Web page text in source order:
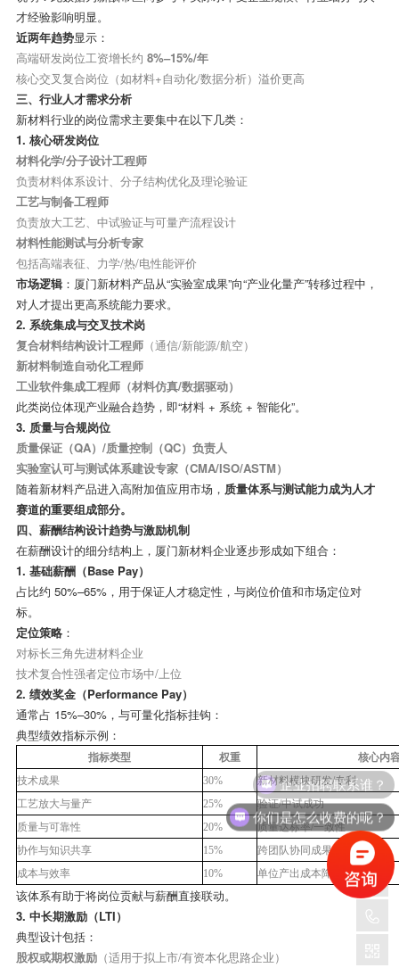
才经验影响明显。
近两年趋势显示：
高端研发岗位工资增长约 8%–15%/年
核心交叉复合岗位（如材料+自动化/数据分析）溢价更高
三、行业人才需求分析
新材料行业的岗位需求主要集中在以下几类：
1. 核心研发岗位
材料化学/分子设计工程师
负责材料体系设计、分子结构优化及理论验证
工艺与制备工程师
负责放大工艺、中试验证与可量产流程设计
材料性能测试与分析专家
包括高端表征、力学/热/电性能评价
市场逻辑：厦门新材料产品从“实验室成果”向“产业化量产”转移过程中，
对人才提出更高系统能力要求。
2. 系统集成与交叉技术岗
复合材料结构设计工程师（通信/新能源/航空）
新材料制造自动化工程师
工业软件集成工程师（材料仿真/数据驱动）
此类岗位体现产业融合趋势，即“材料+ 系统+ 智能化”。
3. 质量与合规岗位
质量保证（QA） /质量控制（QC）负责人
实验室认可与测试体系建设专家（CMA/ISO/ASTM）
随着新材料产品进入高附加值应用市场， 质量体系与测试能力成为人才
赛道的重要组成部分。
四、薪酬结构设计趋势与激励机制
在薪酬设计的细分结构上，厦门新材料企业逐步形成如下组合：
1. 基础薪酬（Base Pay）
占比约 50%–65%，用于保证人才稳定性，与岗位价值和市场定位对
标。
定位策略：
对标长三角先进材料企业
技术复合性强者定位市场中/上位
2. 绩效奖金（Performance Pay）
通常占 15%–30%，与可量化指标挂钩：
典型绩效指标示例：
指标类型 权重
核心内
技术成果
30% 新材料模块研发/专利
工艺放大与量产
25% 验证/中试成功
质量与可靠性
20% 质量达标率/一致性
协作与知识共享
15%
跨团队协同成果
成本与效率
10% 单位产出成本降低
该体系有助于将岗位贡献与薪酬直接联动。
3. 中长期激励（LTI）
典型设计包括：
股权或期权激励（适用于拟上市/有资本化思路企业）
企业招聘联系谁？
你们是怎么收费的呢？